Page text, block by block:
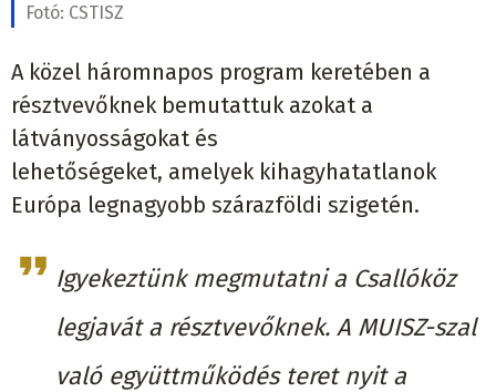
Fotó: CSTISZ
A közel háromnapos program keretében a
résztvevőknek bemutattuk azokat a
látványosságokat és
lehetőségeket, amelyek kihagyhatatlanok
Európa legnagyobb szárazföldi szigetén.
Igyekeztünk megmutatni a Csallóköz
legjavát a résztvevőknek. A MUISZ-szal
való együttműködés teret nyit a